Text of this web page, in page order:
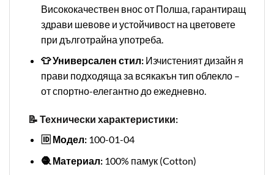
Висококачествен внос от Полша, гарантиращ
здрави шевове и устойчивост на цветовете
при дълготрайна употреба.
👕 Универсален стил:Изчистеният дизайн я
прави подходяща за всякакън тип облекло –
от спортно-елегантно до ежедневно.
📝 Технически характеристики:
🆔 Модел:100-01-04
🧶 Материал:100% памук (Cotton)